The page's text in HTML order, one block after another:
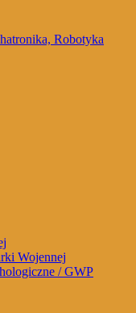
Robotyka
Wojennej
/ GWP